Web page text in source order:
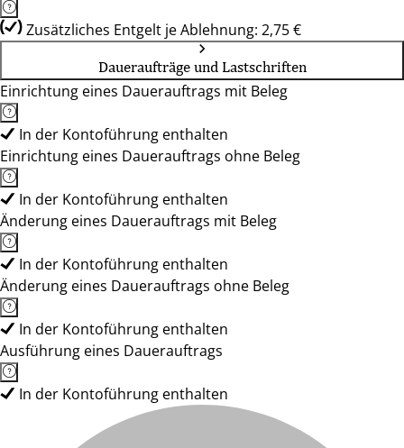
Zusätzliches Entgelt je Ablehnung: 2,75 €
Daueraufträge und Lastschriften
Einrichtung eines Dauerauftrags mit Beleg
In der Kontoführung enthalten
Einrichtung eines Dauerauftrags ohne Beleg
In der Kontoführung enthalten
Änderung eines Dauerauftrags mit Beleg
In der Kontoführung enthalten
Änderung eines Dauerauftrags ohne Beleg
In der Kontoführung enthalten
Ausführung eines Dauerauftrags
In der Kontoführung enthalten